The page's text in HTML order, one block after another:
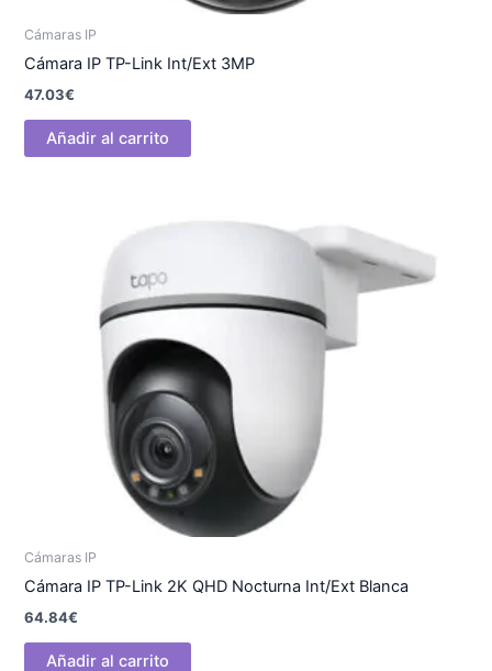
Cámaras IP
Cámara IP TP-Link Int/Ext 3MP
47.03€
Añadir al carrito
Cámaras IP
Cámara IP TP-Link 2K QHD Nocturna Int/Ext Blanca
64.84€
Añadir al carrito